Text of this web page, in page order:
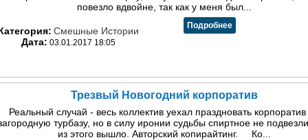
повезло вдвойне, так как у меня был...
Смешные Истории
Дата: 03.01.2017 18:05
Подробнее
Трезвый Новогодний корпоратив
Реальный случай - весь коллектив уехал праздновать корпоратив
турбазу, но в силу иронии судьбы спиртное не
из этого вышло. Авторский копирайтинг. Ко...